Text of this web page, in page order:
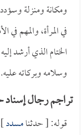
ومكانة ومنزلة
في المرأة، والمهم
الختام الذي أرشد
وسلامه وبركاته عليه.
تراجم رجال
قوله: [ حدثنامسدد